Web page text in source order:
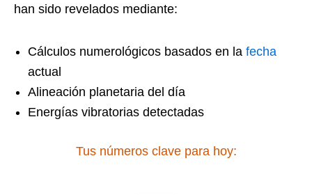
han sido revelados mediante:
Cálculos numerológicos basados en la fecha
actual
Alineación planetaria del día
Energías vibratorias detectadas
Tus números clave para hoy: